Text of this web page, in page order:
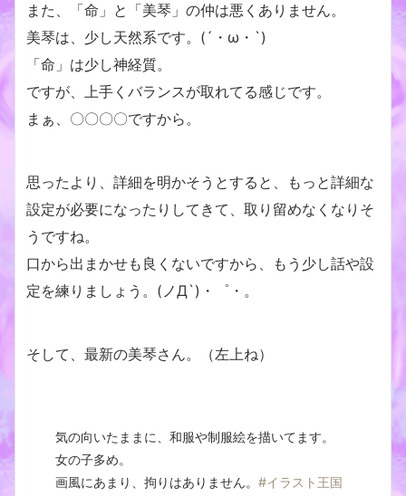
また、「命」と「美琴」の仲は悪くありません。
美琴は、少し天然系です。(´・ω・`)
「命」は少し神経質。
ですが、上手くバランスが取れてる感じです。
まぁ、〇〇〇〇ですから。
思ったより、詳細を明かそうとすると、もっと詳細な
設定が必要になったりしてきて、取り留めなくなりそ
うですね。
口から出まかせも良くないですから、もう少し話や設
定を練りましょう。(ノД`)・゜・。
そして、最新の美琴さん。（左上ね）
気の向いたままに、和服や制服絵を描いてます。
女の子多め。
画風にあまり、拘りはありません。 #イラスト王国